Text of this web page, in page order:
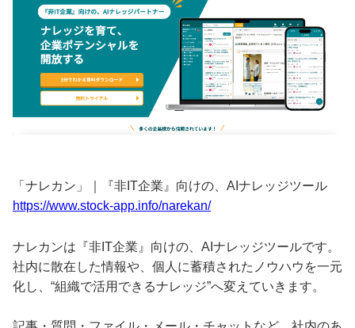
「ナレカン」｜『非IT企業』向けの、AIナレッジツール
https://www.stock-app.info/narekan/
ナレカンは『非IT企業』向けの、AIナレッジツールです。
社内に散在した情報や、個人に蓄積されたノウハウを一元
化し、“組織で活用できるナレッジ”へ変えていきます。